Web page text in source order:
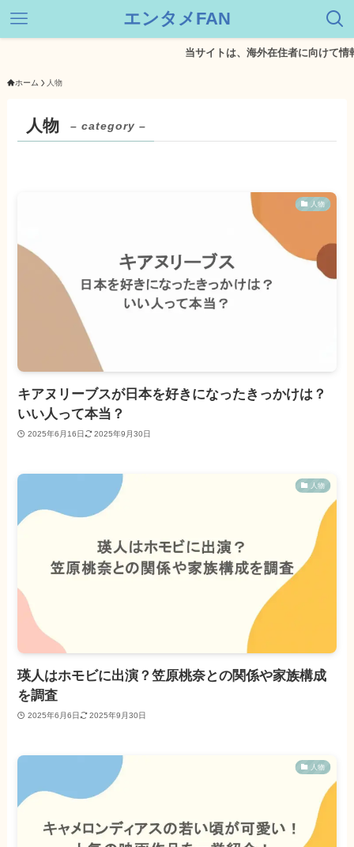
エンタメFAN
当サイトは、海外在住者に向けて情報を発
ホーム 人物
人物 – category –
人物
キアヌリーブスが日本を好きになったきっかけは？
いい人って本当？
2025年6月16日 2025年9月30日
人物
瑛人はホモビに出演？笠原桃奈との関係や家族構成
を調査
2025年6月6日 2025年9月30日
人物